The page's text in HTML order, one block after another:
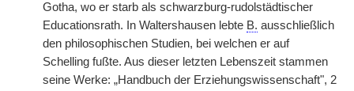
Gotha, wo er starb als schwarzburg-rudolstädtischer
Educationsrath. In Waltershausen lebte B. ausschließlich
den philosophischen Studien, bei welchen er auf
Schelling fußte. Aus dieser letzten Lebenszeit stammen
seine Werke: „Handbuch der Erziehungswissenschaft", 2